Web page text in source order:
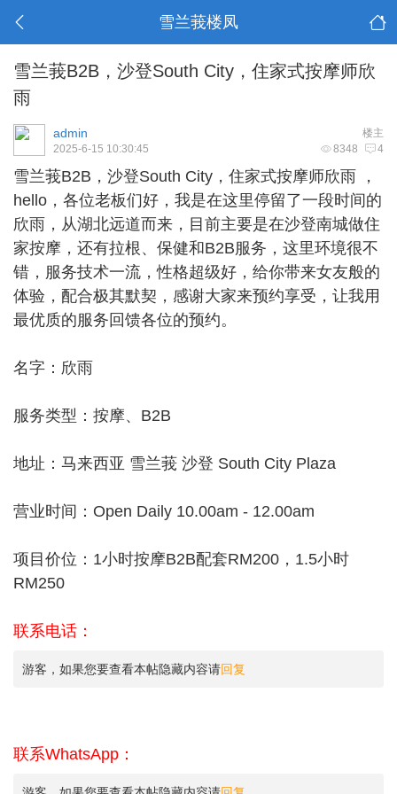
雪兰莪楼凤
雪兰莪B2B，沙登South City，住家式按摩师欣
雨
楼主
admin
8348 4
2025-6-15 10:30:45
雪兰莪B2B ，沙登South City，住家式按摩师欣雨 ，
hello，各位老板们好，我是在这里停留了一段时间的
欣雨，从湖北远道而来，目前主要是在沙登南城做住
家按摩，还有拉根、保健和B2B服务，这里环境很不
错，服务技术一流，性格超级好，给你带来女友般的
体验，配合极其默契，感谢大家来预约享受，让我用
最优质的服务回馈各位的预约。
名字：欣雨
服务类型：按摩、B2B
地址：马来西亚 雪兰莪 沙登 South City Plaza
营业时间：Open Daily 10.00am - 12.00am
项目价位：1小时按摩B2B配套RM200，1.5小时
RM250
联系电话：
游客，如果您要查看本帖隐藏内容请回复
联系WhatsApp：